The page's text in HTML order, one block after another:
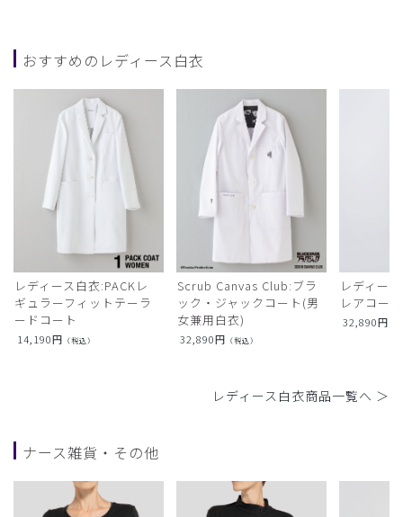
おすすめのレディース白衣
レディース白衣:PACKレ
ギュラーフィットテーラ
ードコート
14,190円 （税込）
Scrub Canvas Club:ブラ
ック・ジャックコート(男
女兼用白衣)
32,890円 （税込）
レディー
レアコート
32,890円
レディース白衣商品一覧へ ＞
ナース雑貨・その他